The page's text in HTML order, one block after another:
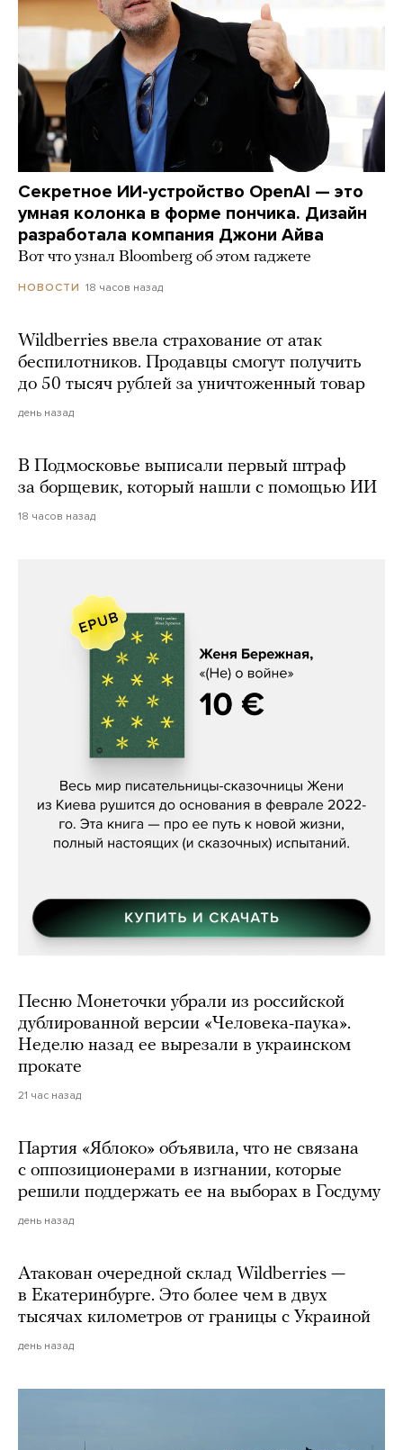
Секретное ИИ-устройство OpenAI — это
умная колонка в форме пончика. Дизайн
разработала компания Джони Айва
Вот что узнал Bloomberg об этом гаджете
НОВОСТИ 18 часов назад
Wildberries ввела страхование от атак
беспилотников. Продавцы смогут получить
до 50 тысяч рублей за уничтоженный товар
день назад
В Подмосковье выписали первый штраф
за борщевик, который нашли с помощью ИИ
18 часов назад
Женя Бережная, «(Не) о войне»
Песню Монеточки убрали из российской
дублированной версии «Человека-паука».
Неделю назад ее вырезали в украинском
прокате
21 час назад
Партия «Яблоко» объявила, что не связана
с оппозиционерами в изгнании, которые
решили поддержать ее на выборах в Госдуму
день назад
Атакован очередной склад Wildberries —
в Екатеринбурге. Это более чем в двух
тысячах километров от границы с Украиной
день назад